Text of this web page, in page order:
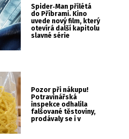
Spider‑Man přilétá
do Příbrami. Kino
uvede nový film, který
otevírá další kapitolu
slavné série
Pozor při nákupu!
Potravinářská
inspekce odhalila
falšované těstoviny,
prodávaly se i v